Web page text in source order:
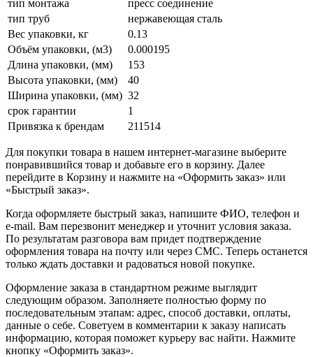
тип монтажа
пресс соединение
тип труб
нержавеющая сталь
Вес упаковки, кг
0.13
Объём упаковки, (м3)
0.000195
Длина упаковки, (мм)
153
Высота упаковки, (мм)
40
Ширина упаковки, (мм) 32
срок гарантии
1
Привязка к брендам
211514
Для покупки товара в нашем интернет-магазине выберите
понравившийся товар и добавьте его в корзину. Далее
перейдите в Корзину и нажмите на «Оформить заказ» или
«Быстрый заказ».
Когда оформляете быстрый заказ, напишите ФИО, телефон и
e-mail. Вам перезвонит менеджер и уточнит условия заказа.
По результатам разговора вам придет подтверждение
оформления товара на почту или через СМС. Теперь останется
только ждать доставки и радоваться новой покупке.
Оформление заказа в стандартном режиме выглядит
следующим образом. Заполняете полностью форму по
последовательным этапам: адрес, способ доставки, оплаты,
данные о себе. Советуем в комментарии к заказу написать
информацию, которая поможет курьеру вас найти. Нажмите
кнопку «Оформить заказ».